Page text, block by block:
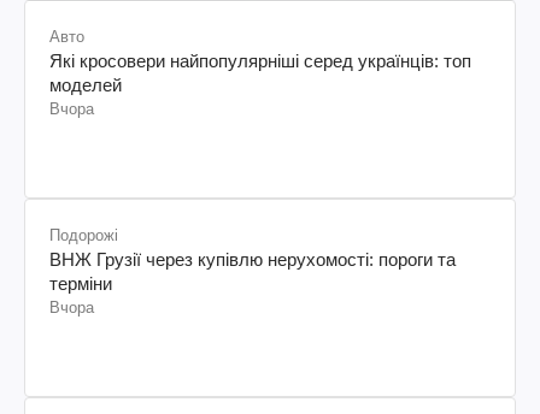
Авто
Які кросовери найпопулярніші серед українців: топ
моделей
Вчора
Подорожі
ВНЖ Грузії через купівлю нерухомості: пороги та
терміни
Вчора